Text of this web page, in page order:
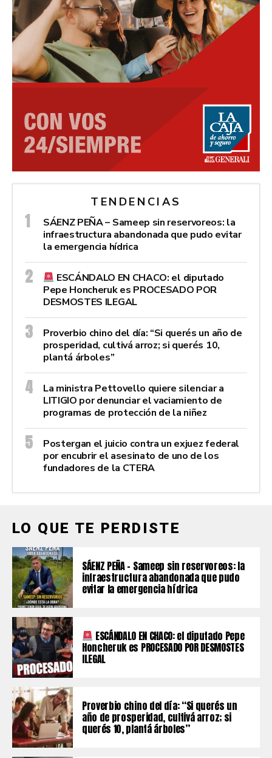
TENDENCIAS
SÁENZ PEÑA – Sameep sin reservoreos: la
infraestructura abandonada que pudo evitar
la emergencia hídrica
ESCÁNDALO EN CHACO: el diputado
Pepe Honcheruk es PROCESADO POR
DESMOSTES ILEGAL
Proverbio chino del día: “Si querés un año de
prosperidad, cultivá arroz; si querés 10,
plantá árboles”
La ministra Pettovello quiere silenciar a
LITIGIO por denunciar el vaciamiento de
programas de protección de la niñez
Postergan el juicio contra un exjuez federal
por encubrir el asesinato de uno de los
fundadores de la CTERA
LO QUE TE PERDISTE
SÁENZ PEÑA – Sameep sin reservoreos: la
infraestructura abandonada que pudo
evitar la emergencia hídrica
ESCÁNDALO EN CHACO: el diputado Pepe
Honcheruk es PROCESADO POR DESMOSTES
ILEGAL
Proverbio chino del día: “Si querés un
año de prosperidad, cultivá arroz; si
querés 10, plantá árboles”